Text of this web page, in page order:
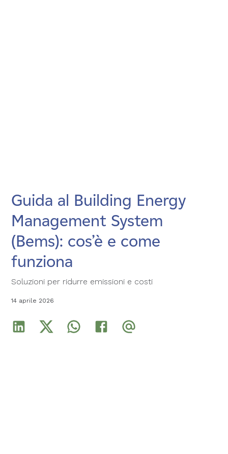
Guida al Building Energy
Management System
(Bems): cos’è e come
funziona
Soluzioni per ridurre emissioni e costi
14 aprile 2026
Guida al Building Energy
Management System
(Bems): cos’è e come
funziona
Soluzioni per ridurre emissioni e costi
14 aprile 2026
Guida al Building Energy
Management System
(Bems): cos’è e come
funziona
Soluzioni per ridurre emissioni e costi
14 aprile 2026